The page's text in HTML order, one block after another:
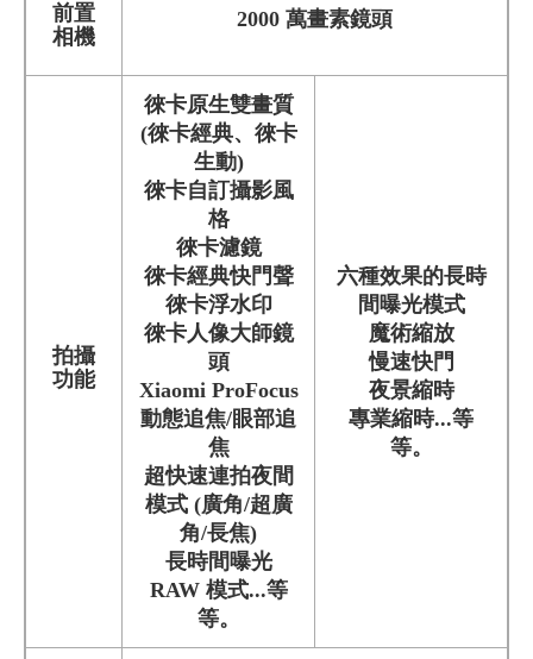
前置
相機
2000 萬畫素鏡頭
拍攝
功能
徠卡原生雙畫質
(徠卡經典、徠卡
生動)
徠卡自訂攝影風
格
徠卡濾鏡
徠卡經典快門聲
徠卡浮水印
徠卡人像大師鏡
頭
Xiaomi ProFocus
動態追焦/眼部追
焦
超快速連拍夜間
模式 (廣角/超廣
角/長焦)
長時間曝光
RAW 模式...等
等。
六種效果的長時
間曝光模式
魔術縮放
慢速快門
夜景縮時
專業縮時...等
等。